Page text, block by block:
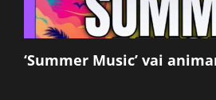
‘Summer Music’ vai